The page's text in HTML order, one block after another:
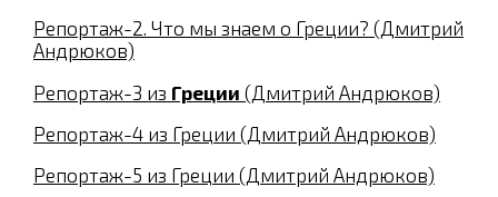
Репортаж-2. Что мы знаем о Греции? (Дмитрий
Андрюков)
Репортаж-3 из Греции (Дмитрий Андрюков)
Репортаж-4 из Греции (Дмитрий Андрюков)
Репортаж-5 из Греции (Дмитрий Андрюков)